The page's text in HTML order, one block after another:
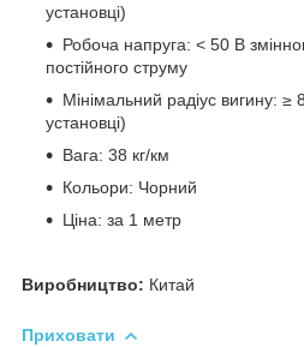
установці)
Робоча напруга: < 50 В
постійного струму
Мінімальний радіус вигину: ≥
установці)
Вага: 38 кг/км
Кольори: Чорний
Ціна: за 1 метр
Виробництво: Китай
Приховати